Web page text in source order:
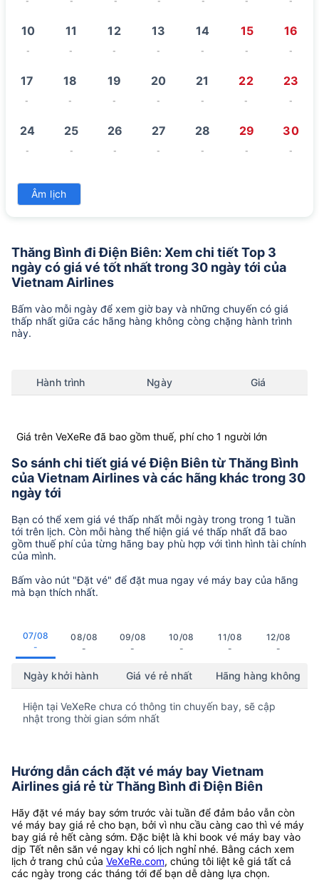
10
-
11
-
12
-
13
-
14
-
15
-
16
-
17
-
18
-
19
-
20
-
21
-
22
-
23
-
24
-
25
-
26
-
27
-
28
-
29
-
30
-
31
Âm lịch
Thăng Bình đi Điện Biên: Xem chi tiết Top 3
ngày có giá vé tốt nhất trong 30 ngày tới của
Vietnam Airlines
Bấm vào mỗi ngày để xem giờ bay và những chuyến có giá
thấp nhất giữa các hãng hàng không còng chặng hành trình
này.
Hành trình Ngày Giá
Giá trên VeXeRe đã bao gồm thuế, phí cho 1 người lớn
So sánh chi tiết giá vé Điện Biên từ Thăng Bình
của Vietnam Airlines và các hãng khác trong 30
ngày tới
Bạn có thể xem giá vé thấp nhất mỗi ngày trong trong 1 tuần
tới trên lịch. Còn mỗi hàng thể hiện giá vé thấp nhất đã bao
gồm thuế phí của từng hãng bay phù hợp với tình hình tài chính
của mình.
Bấm vào nút "Đặt vé" để đặt mua ngay vé máy bay của hãng
mà bạn thích nhất.
07/08
-
08/08
-
09/08
-
10/08
-
11/08
-
12/08
-
Ngày khởi hành Giá vé rẻ nhất Hãng hàng không
Hiện tại VeXeRe chưa có thông tin chuyến bay, sẽ cập
nhật trong thời gian sớm nhất
Hướng dẫn cách đặt vé máy bay Vietnam
Airlines giá rẻ từ Thăng Bình đi Điện Biên
Hãy đặt vé máy bay sớm trước vài tuần để đảm bảo vẫn còn
vé máy bay giá rẻ cho bạn, bởi vì nhu cầu càng cao thì vé máy
bay giá rẻ hết càng sớm. Đặc biệt là khi book vé máy bay vào
dịp Tết nên săn vé ngay khi có lịch nghỉ nhé. Bằng cách xem
lịch ở trang chủ của VeXeRe.com, chúng tôi liệt kê giá tất cả
các ngày trong các tháng tới để bạn dễ dàng lựa chọn.